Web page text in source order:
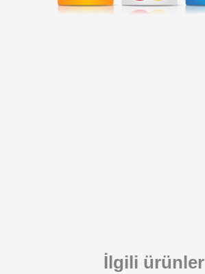
İlgili ürünler